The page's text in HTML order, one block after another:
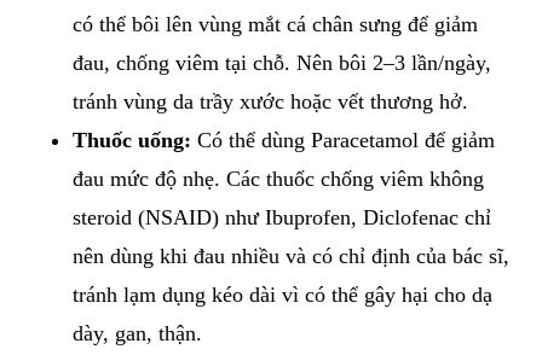
có thể bôi lên vùng mắt cá chân sưng để giảm
đau, chống viêm tại chỗ. Nên bôi 2–3 lần/ngày,
tránh vùng da trầy xước hoặc vết thương hở.
Thuốc uống: Có thể dùng Paracetamol để giảm
đau mức độ nhẹ. Các thuốc chống viêm không
steroid (NSAID) như Ibuprofen, Diclofenac chỉ
nên dùng khi đau nhiều và có chỉ định của bác sĩ,
tránh lạm dụng kéo dài vì có thể gây hại cho dạ
dày, gan, thận.